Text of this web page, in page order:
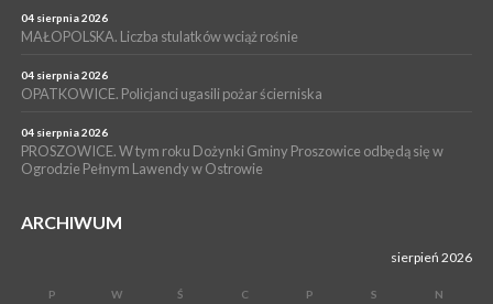
15 lipca 2026
PROSZOWICE. Już za tydzień kolejne zajęcia z cyklu „Wakacyjne
04 sierpnia 2026
MAŁOPOLSKA. Liczba stulatków wciąż rośnie
04 sierpnia 2026
OPATKOWICE. Policjanci ugasili pożar ścierniska
04 sierpnia 2026
PROSZOWICE. W tym roku Dożynki Gminy Proszowice odbędą się w
Ogrodzie Pełnym Lawendy w Ostrowie
ARCHIWUM
sierpień 2026
P W Ś C P S N